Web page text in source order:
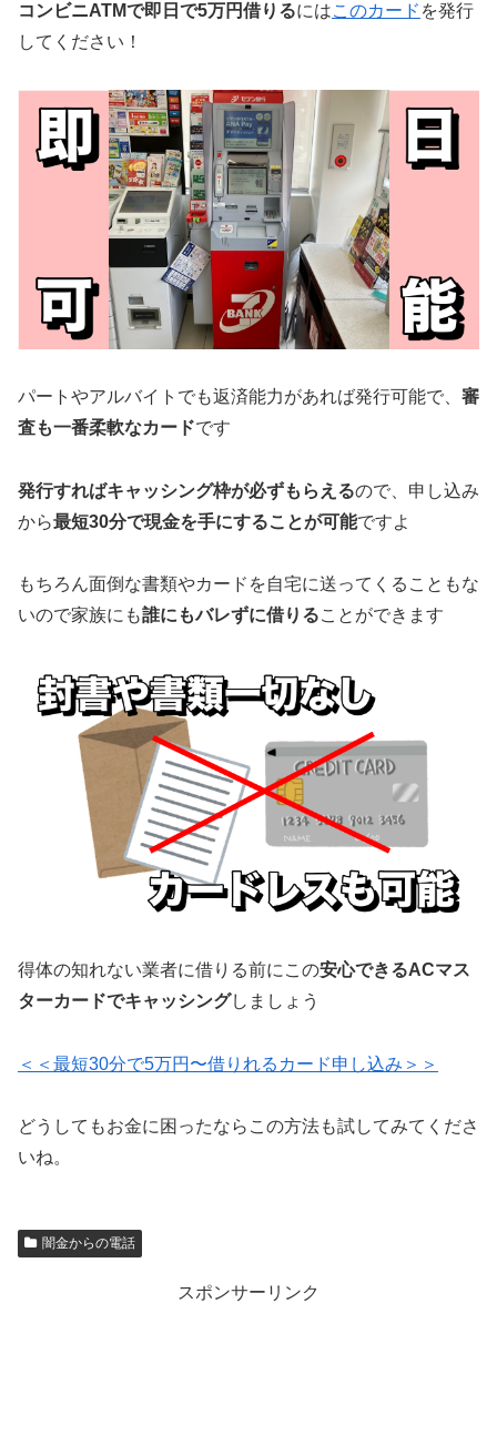
コンビニATMで即日で5万円借りるにはこのカード を発行
してください！
パートやアルバイトでも返済能力があれば発行可能で、 審
査も一番柔軟なカードです
発行すればキャッシング枠が必ずもらえるので、申し込み
から最短30分で現金を手にすることが可能ですよ
もちろん面倒な書類やカードを自宅に送ってくることもな
いので家族にも誰にもバレずに借りることができます
得体の知れない業者に借りる前にこの安心できるACマス
ターカードでキャッシングしましょう
＜＜最短30分で5万円〜借りれるカード申し込み＞＞
どうしてもお金に困ったならこの方法も試してみてくださ
いね。
闇金からの電話
スポンサーリンク